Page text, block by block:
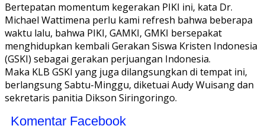
Bertepatan momentum kegerakan PIKI ini, kata Dr.
Michael Wattimena perlu kami refresh bahwa beberapa
waktu lalu, bahwa PIKI, GAMKI, GMKI bersepakat
menghidupkan kembali Gerakan Siswa Kristen Indonesia
(GSKI) sebagai gerakan perjuangan Indonesia.
Maka KLB GSKI yang juga dilangsungkan di tempat ini,
berlangsung Sabtu-Minggu, diketuai Audy Wuisang dan
sekretaris panitia Dikson Siringoringo.
Komentar Facebook